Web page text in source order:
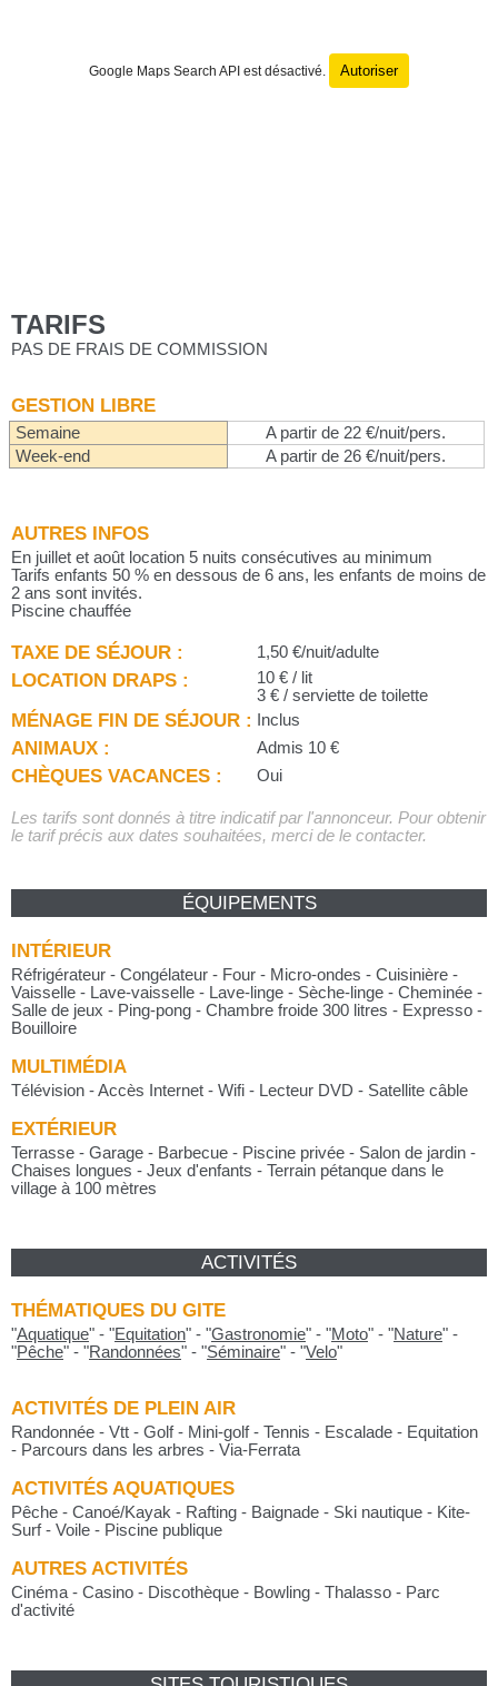
Google Maps Search API est désactivé. Autoriser
TARIFS
PAS DE FRAIS DE COMMISSION
GESTION LIBRE
Semaine
A partir de 22 €/nuit/pers.
Week-end
A partir de 26 €/nuit/pers.
AUTRES INFOS
En juillet et août location 5 nuits consécutives au minimum
Tarifs enfants 50 % en dessous de 6 ans, les enfants de moins de
2 ans sont invités.
Piscine chauffée
TAXE DE SÉJOUR : 1,50 €/nuit/adulte
LOCATION DRAPS :
10 € / lit
3 € / serviette de toilette
MÉNAGE FIN DE SÉJOUR : Inclus
ANIMAUX : Admis 10 €
CHÈQUES VACANCES : Oui
Les tarifs sont donnés à titre indicatif par l'annonceur. Pour obtenir
le tarif précis aux dates souhaitées, merci de le contacter.
ÉQUIPEMENTS
INTÉRIEUR
Réfrigérateur - Congélateur - Four - Micro-ondes - Cuisinière -
Vaisselle - Lave-vaisselle - Lave-linge - Sèche-linge - Cheminée -
Salle de jeux - Ping-pong - Chambre froide 300 litres - Expresso -
Bouilloire
MULTIMÉDIA
Télévision - Accès Internet - Wifi - Lecteur DVD - Satellite câble
EXTÉRIEUR
Terrasse - Garage - Barbecue - Piscine privée - Salon de jardin -
Chaises longues - Jeux d'enfants - Terrain pétanque dans le
village à 100 mètres
ACTIVITÉS
THÉMATIQUES DU GITE
"Aquatique" - "Equitation" - "Gastronomie" - "Moto" - "Nature" -
"Pêche" - "Randonnées" - "Séminaire" - "Velo"
ACTIVITÉS DE PLEIN AIR
Randonnée - Vtt - Golf - Mini-golf - Tennis - Escalade - Equitation
- Parcours dans les arbres - Via-Ferrata
ACTIVITÉS AQUATIQUES
Pêche - Canoé/Kayak - Rafting - Baignade - Ski nautique - Kite-
Surf - Voile - Piscine publique
AUTRES ACTIVITÉS
Cinéma - Casino - Discothèque - Bowling - Thalasso - Parc
d'activité